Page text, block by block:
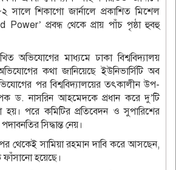
সালে শিকাগো জার্নালে প্রকাশিত মিশেল
প্রবন্ধ থেকে প্রায় পাঁচ পৃষ্ঠা হুবহু
অভিযোগের মাধ্যমে ঢাকা বিশ্ববিদ্যালয়
কথা জানিয়েছে ইউনিভার্সিটি অব
পর বিশ্ববিদ্যালয়ের তৎকালীন উপ-
ড. নাসরিন আহমেদকে প্রধান করে দু’টি
হয়। পরে কমিটির প্রতিবেদন ও সুপারিশের
সিদ্ধান্ত নেয়।
পর থেকেই সামিয়া রহমান দাবি করে আসছেন,
ফাঁসানো হয়েছে।